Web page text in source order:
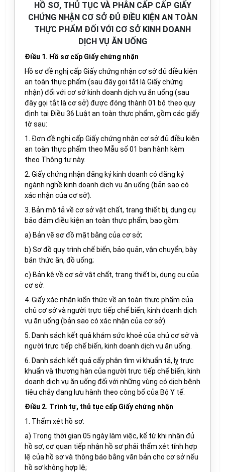
HỒ SƠ, THỦ TỤC VÀ PHÂN CẤP CẤP GIẤY
CHỨNG NHẬN CƠ SỞ ĐỦ ĐIỀU KIỆN AN TOÀN
THỰC PHẨM ĐỐI VỚI CƠ SỞ KINH DOANH
DỊCH VỤ ĂN UỐNG
Điều 1. Hồ sơ cấp Giấy chứng nhận
Hồ sơ đề nghị cấp Giấy chứng nhận cơ sở đủ điều kiện
an toàn thực phẩm (sau đây gọi tắt là Giấy chứng
nhận) đối với cơ sở kinh doanh dịch vụ ăn uống (sau
đây gọi tắt là cơ sở) được đóng thành 01 bộ theo quy
định tại Điều 36 Luật an toàn thực phẩm, gồm các giấy
tờ sau:
1. Đơn đề nghị cấp Giấy chứng nhận cơ sở đủ điều kiện
an toàn thực phẩm theo Mẫu số 01 ban hành kèm
theo Thông tư này.
2. Giấy chứng nhận đăng ký kinh doanh có đăng ký
ngành nghề kinh doanh dịch vụ ăn uống (bản sao có
xác nhận của cơ sở).
3. Bản mô tả về cơ sở vật chất, trang thiết bị, dụng cụ
bảo đảm điều kiện an toàn thực phẩm, bao gồm:
a) Bản vẽ sơ đồ mặt bằng của cơ sở;
b) Sơ đồ quy trình chế biến, bảo quản, vận chuyển, bày
bán thức ăn, đồ uống;
c) Bản kê về cơ sở vật chất, trang thiết bị, dụng cụ của
cơ sở.
4. Giấy xác nhận kiến thức về an toàn thực phẩm của
chủ cơ sở và người trực tiếp chế biến, kinh doanh dịch
vụ ăn uống (bản sao có xác nhận của cơ sở).
5. Danh sách kết quả khám sức khoẻ của chủ cơ sở và
người trực tiếp chế biến, kinh doanh dịch vụ ăn uống.
6. Danh sách kết quả cấy phân tìm vi khuẩn tả, lỵ trực
khuẩn và thương hàn của người trực tiếp chế biến, kinh
doanh dịch vụ ăn uống đối với những vùng có dịch bệnh
tiêu chảy đang lưu hành theo công bố của Bộ Y tế.
Điều 2. Trình tự, thủ tục cấp Giấy chứng nhận
1. Thẩm xét hồ sơ:
a) Trong thời gian 05 ngày làm việc, kể từ khi nhận đủ
hồ sơ, cơ quan tiếp nhận hồ sơ phải thẩm xét tính hợp
lệ của hồ sơ và thông báo bằng văn bản cho cơ sở nếu
hồ sơ không hợp lệ;